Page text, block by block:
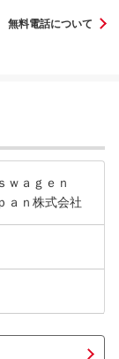
無料電話について
ｗａｇｅｎ
ａｎ株式会社